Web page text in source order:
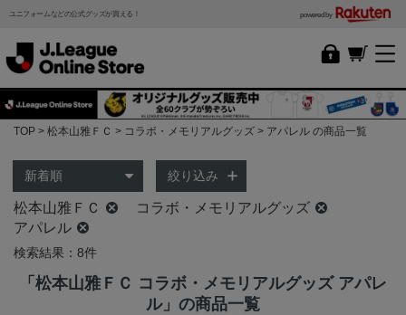
ユニフォームなどの公式グッズが買える！ powered by
TOP 松本山雅ＦＣ コラボ・メモリアルグッズ アパレル の商品一覧
絞り込み
松本山雅ＦＣ
コラボ・メモリアルグッズ
アパレル
検索結果：8件
「松本山雅ＦＣ コラボ・メモリアルグッズ アパレ
ル」の商品一覧